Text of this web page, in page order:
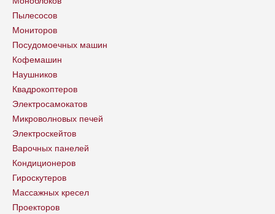
Пылесосов
Мониторов
Посудомоечных машин
Кофемашин
Наушников
Квадрокоптеров
Электросамокатов
Микроволновых печей
Электроскейтов
Варочных панелей
Кондиционеров
Гироскутеров
Массажных кресел
Проекторов